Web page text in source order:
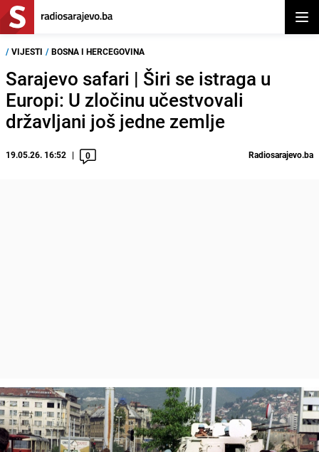
/ VIJESTI / BOSNA I HERCEGOVINA
Sarajevo safari | Širi se istraga u
Europi: U zločinu učestvovali
državljani još jedne zemlje
19.05.26. 16:52 0 Radiosarajevo.ba